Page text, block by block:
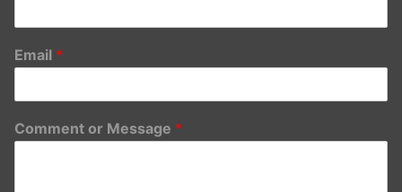
Email *
Comment or Message *